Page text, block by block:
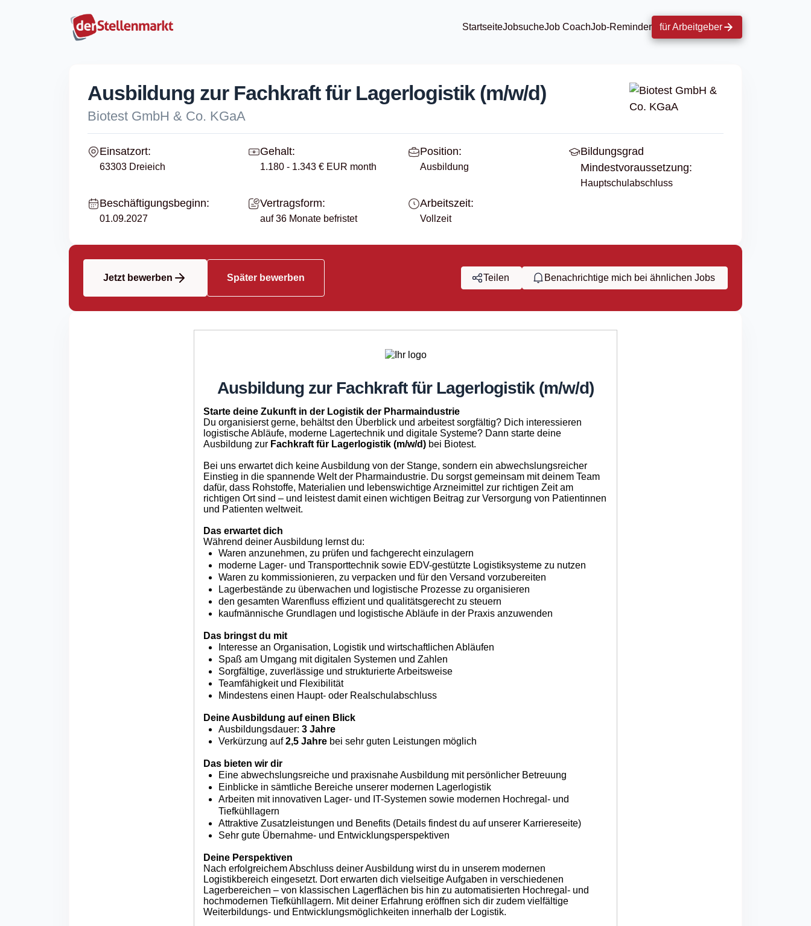
StartseiteJobsucheJob CoachJob-Reminder für Arbeitgeber
Ausbildung zur Fachkraft für Lagerlogistik (m/w/d)
Biotest GmbH & Co. KGaA
Einsatzort:
63303 Dreieich
Gehalt:
1.180 - 1.343 € EUR month
Position:
Ausbildung
Bildungsgrad
Mindestvoraussetzung:
Hauptschulabschluss
Beschäftigungsbeginn:
01.09.2027
Vertragsform:
auf 36 Monate befristet
Arbeitszeit:
Vollzeit
Jetzt bewerben Später bewerben Teilen Benachrichtige mich bei ähnlichen Jobs
Ausbildung zur Fachkraft für Lagerlogistik (m/w/d)
Starte deine Zukunft in der Logistik der Pharmaindustrie
Du organisierst gerne, behältst den Überblick und arbeitest sorgfältig? Dich interessieren
logistische Abläufe, moderne Lagertechnik und digitale Systeme? Dann starte deine
Ausbildung zur Fachkraft für Lagerlogistik (m/w/d) bei Biotest.
Bei uns erwartet dich keine Ausbildung von der Stange, sondern ein abwechslungsreicher
Einstieg in die spannende Welt der Pharmaindustrie. Du sorgst gemeinsam mit deinem Team
dafür, dass Rohstoffe, Materialien und lebenswichtige Arzneimittel zur richtigen Zeit am
richtigen Ort sind – und leistest damit einen wichtigen Beitrag zur Versorgung von Patientinnen
und Patienten weltweit.
Das erwartet dich
Während deiner Ausbildung lernst du:
Waren anzunehmen, zu prüfen und fachgerecht einzulagern
moderne Lager- und Transporttechnik sowie EDV-gestützte Logistiksysteme zu nutzen
Waren zu kommissionieren, zu verpacken und für den Versand vorzubereiten
Lagerbestände zu überwachen und logistische Prozesse zu organisieren
den gesamten Warenfluss effizient und qualitätsgerecht zu steuern
kaufmännische Grundlagen und logistische Abläufe in der Praxis anzuwenden
Das bringst du mit
Interesse an Organisation, Logistik und wirtschaftlichen Abläufen
Spaß am Umgang mit digitalen Systemen und Zahlen
Sorgfältige, zuverlässige und strukturierte Arbeitsweise
Teamfähigkeit und Flexibilität
Mindestens einen Haupt- oder Realschulabschluss
Deine Ausbildung auf einen Blick
Ausbildungsdauer: 3 Jahre
Verkürzung auf2,5 Jahre bei sehr guten Leistungen möglich
Das bieten wir dir
Eine abwechslungsreiche und praxisnahe Ausbildung mit persönlicher Betreuung
Einblicke in sämtliche Bereiche unserer modernen Lagerlogistik
Arbeiten mit innovativen Lager- und IT-Systemen sowie modernen Hochregal- und
Tiefkühllagern
Attraktive Zusatzleistungen und Benefits (Details findest du auf unserer Karriereseite)
Sehr gute Übernahme- und Entwicklungsperspektiven
Deine Perspektiven
Nach erfolgreichem Abschluss deiner Ausbildung wirst du in unserem modernen
Logistikbereich eingesetzt. Dort erwarten dich vielseitige Aufgaben in verschiedenen
Lagerbereichen – von klassischen Lagerflächen bis hin zu automatisierten Hochregal- und
hochmodernen Tiefkühllagern. Mit deiner Erfahrung eröffnen sich dir zudem vielfältige
Weiterbildungs- und Entwicklungsmöglichkeiten innerhalb der Logistik.